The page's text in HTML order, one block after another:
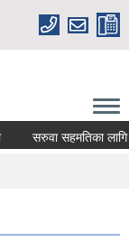
सरुवा सहमतिका